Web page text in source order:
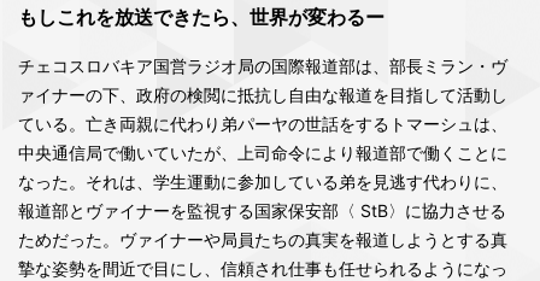
もしこれを放送できたら、世界が変わるー
チェコスロバキア国営ラジオ局の国際報道部は、部長ミラン・ヴ
ァイナーの下、政府の検閲に抵抗し自由な報道を目指して活動し
ている。亡き両親に代わり弟パーヤの世話をするトマーシュは、
中央通信局で働いていたが、上司命令により報道部で働くことに
なった。それは、学生運動に参加している弟を見逃す代わりに、
報道部とヴァイナーを監視する国家保安部〈 StB〉に協力させる
ためだった。ヴァイナーや局員たちの真実を報道しようとする真
摯な姿勢を間近で目にし、信頼され仕事も任せられるようになっ